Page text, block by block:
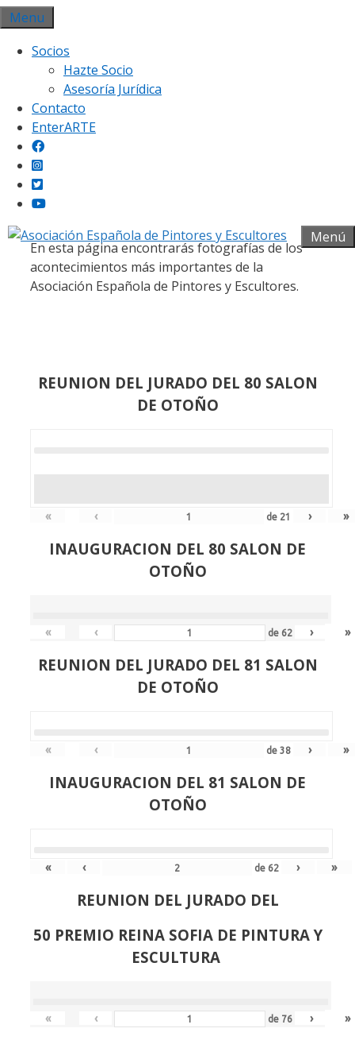
Saltar
al
contenido
Menu
Socios
Hazte Socio
Asesoría Jurídica
Contacto
EnterARTE
Menú
Galería fotográfica
En esta página encontrarás fotografías de los
acontecimientos más importantes de la
Asociación Española de Pintores y Escultores.
REUNION DEL JURADO DEL 80 SALON
DE OTOÑO
« ‹ de 21 › »
INAUGURACION DEL 80 SALON DE
OTOÑO
« ‹ de 62 › »
REUNION DEL JURADO DEL 81 SALON
DE OTOÑO
« ‹ de38 › »
INAUGURACION DEL 81 SALON DE
OTOÑO
« ‹ de 62 › »
REUNION DEL JURADO DEL
50 PREMIO REINA SOFIA DE PINTURA Y
ESCULTURA
« ‹ de 76 › »